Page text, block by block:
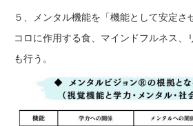
５、メンタル機能を「機能として安定さ
コロに作用する食、マインドフルネス、
も行う。